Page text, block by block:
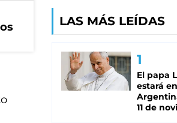
LAS MÁS LEÍDAS
El papa
estará
11 de